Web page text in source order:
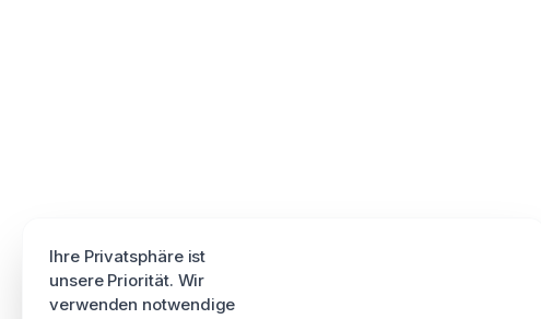
Ihre Privatsphäre ist
unsere Priorität. Wir
verwenden notwendige